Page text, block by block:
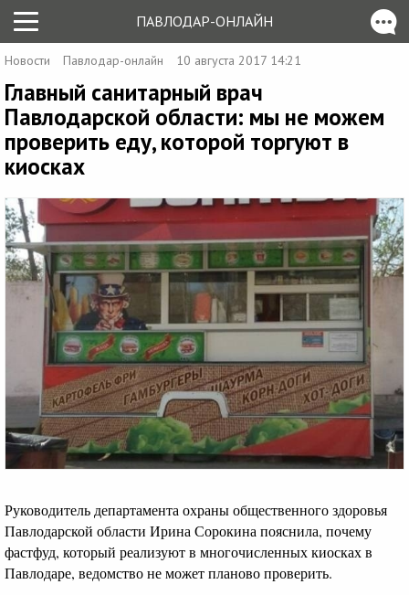
ПАВЛОДАР-ОНЛАЙН
Новости Павлодар-онлайн 10 августа 2017 14:21
Главный санитарный врач
Павлодарской области: мы не можем
проверить еду, которой торгуют в
киосках
Руководитель департамента охраны общественного здоровья
Павлодарской области Ирина Сорокина пояснила, почему
фастфуд, который реализуют в многочисленных киосках в
Павлодаре, ведомство не может планово проверить.